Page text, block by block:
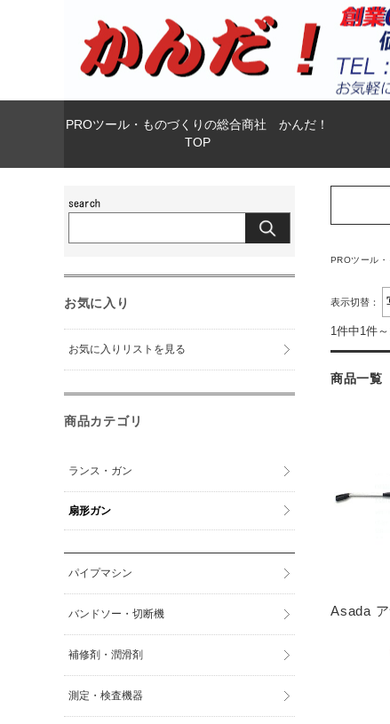
PROツール・ものづくりの総合商社 かんだ！
TOP
PROツール
表示切替：
1件中1件
商品一覧
Asada
お気に入り
お気に入りリストを見る
商品カテゴリ
ランス・ガン
扇形ガン
パイプマシン
バンドソー・切断機
補修剤・潤滑剤
測定・検査機器